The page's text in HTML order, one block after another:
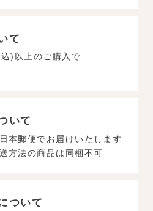
て
)以上のご購入で
いて
本郵便でお届けいたします
方法の商品は同梱不可
ついて